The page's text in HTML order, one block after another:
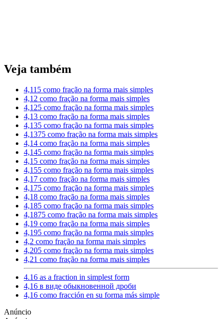
Veja também
4,115 como fração na forma mais simples
4,12 como fração na forma mais simples
4,125 como fração na forma mais simples
4,13 como fração na forma mais simples
4,135 como fração na forma mais simples
4,1375 como fração na forma mais simples
4,14 como fração na forma mais simples
4,145 como fração na forma mais simples
4,15 como fração na forma mais simples
4,155 como fração na forma mais simples
4,17 como fração na forma mais simples
4,175 como fração na forma mais simples
4,18 como fração na forma mais simples
4,185 como fração na forma mais simples
4,1875 como fração na forma mais simples
4,19 como fração na forma mais simples
4,195 como fração na forma mais simples
4,2 como fração na forma mais simples
4,205 como fração na forma mais simples
4,21 como fração na forma mais simples
4.16 as a fraction in simplest form
4,16 в виде обыкновенной дроби
4,16 como fracción en su forma más simple